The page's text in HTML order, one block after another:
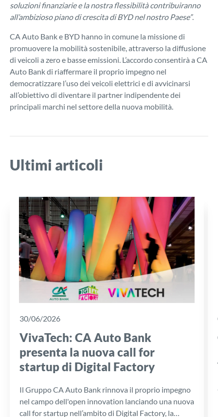
soluzioni finanziarie e la nostra flessibilità contribuiranno
all’ambizioso piano di crescita di BYD nel nostro Paese”.
CA Auto Bank e BYD hanno in comune la missione di
promuovere la mobilità sostenibile, attraverso la diffusione
di veicoli a zero e basse emissioni. L’accordo consentirà a CA
Auto Bank di riaffermare il proprio impegno nel
democratizzare l’uso dei veicoli elettrici e di avvicinarsi
all’obiettivo di diventare il partner indipendente dei
principali marchi nel settore della nuova mobilità.
Ultimi articoli
30/06/2026
VivaTech: CA Auto Bank
presenta la nuova call for
startup di Digital Factory
Il Gruppo CA Auto Bank rinnova il proprio impegno
nel campo dell'open innovation lanciando una nuova
call for startup nell’ambito di Digital Factory, la